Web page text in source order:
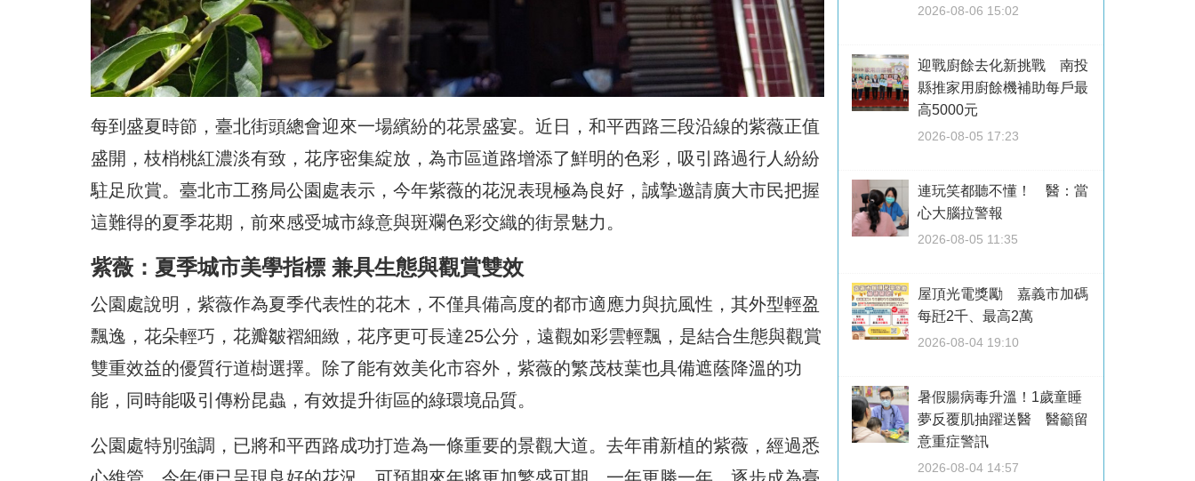
每到盛夏時節，臺北街頭總會迎來一場繽紛的花景盛宴。近日，和平西路三段沿線的紫薇正值
盛開，枝梢桃紅濃淡有致，花序密集綻放，為市區道路增添了鮮明的色彩，吸引路過行人紛紛
駐足欣賞。臺北市工務局公園處表示，今年紫薇的花況表現極為良好，誠摯邀請廣大市民把握
這難得的夏季花期，前來感受城市綠意與斑斕色彩交織的街景魅力。
紫薇：夏季城市美學指標 兼具生態與觀賞雙效
公園處說明，紫薇作為夏季代表性的花木，不僅具備高度的都市適應力與抗風性，其外型輕盈
飄逸，花朵輕巧，花瓣皺褶細緻，花序更可長達25公分，遠觀如彩雲輕飄，是結合生態與觀賞
雙重效益的優質行道樹選擇。除了能有效美化市容外，紫薇的繁茂枝葉也具備遮蔭降溫的功
能，同時能吸引傳粉昆蟲，有效提升街區的綠環境品質。
公園處特別強調，已將和平西路成功打造為一條重要的景觀大道。去年甫新植的紫薇，經過悉
2026-08-06 15:02
迎戰廚餘去化新挑戰 南投
縣推家用廚餘機補助每戶最
高5000元
2026-08-05 17:23
連玩笑都聽不懂！ 醫：當
心大腦拉警報
2026-08-05 11:35
屋頂光電獎勵 嘉義市加碼
每瓩2千、最高2萬
2026-08-04 19:10
暑假腸病毒升溫！1歲童睡
夢反覆肌抽躍送醫 醫籲留
意重症警訊
2026-08-04 14:57